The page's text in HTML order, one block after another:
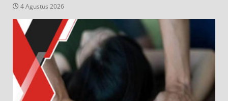
4 Agustus 2026